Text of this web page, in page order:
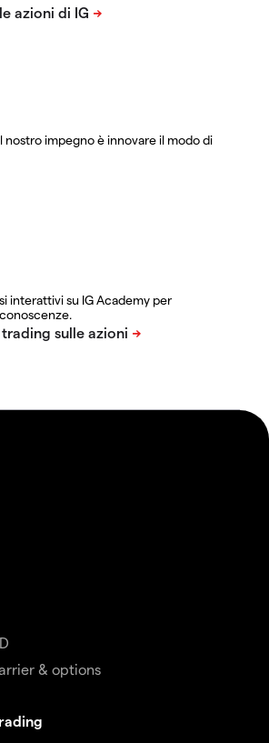
nostro impegno è innovare il modo di
interattivi su IG Academy per
& options